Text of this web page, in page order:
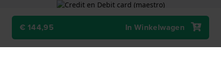
€ 144,95 In Winkelwagen